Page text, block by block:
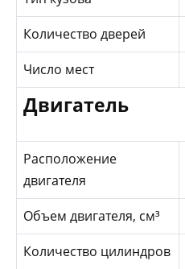
Количество дверей
Число мест
Двигатель
Расположение
двигателя
Объем двигателя, см³
Количество цилиндров